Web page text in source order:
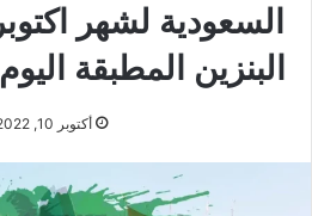
البنزين المطبقة اليوم 11/10/2022
أكتوبر 10, 2022